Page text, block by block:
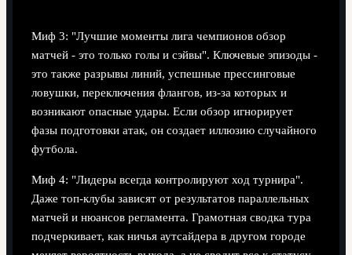
Миф 3: "Лучшие моменты лига чемпионов обзор
матчей - это только голы и сэйвы". Ключевые эпизоды -
это также разрывы линий, успешные прессинговые
ловушки, переключения флангов, из-за которых и
возникают опасные удары. Если обзор игнорирует
фазы подготовки атак, он создает иллюзию случайного
футбола.
Миф 4: "Лидеры всегда контролируют ход турнира".
Даже топ-клубы зависят от результатов параллельных
матчей и нюансов регламента. Грамотная сводка тура
подчеркивает, как ничья аутсайдера в другом городе